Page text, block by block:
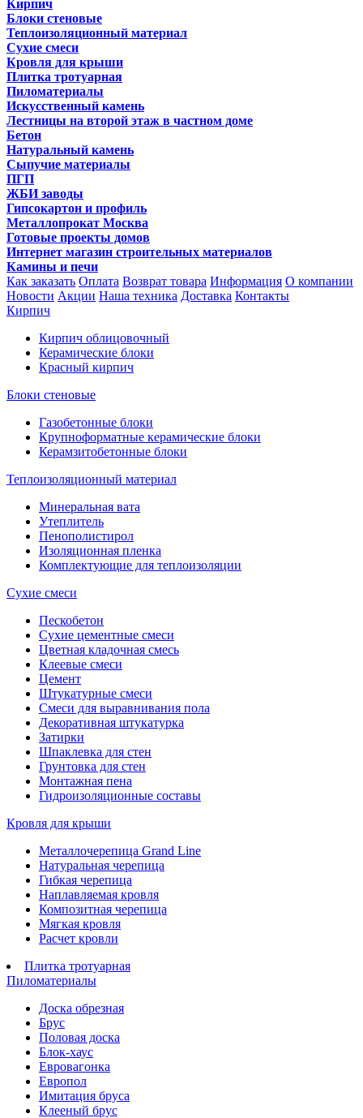
Кирпич
Блоки стеновые
Теплоизоляционный материал
Сухие смеси
Кровля для крыши
Плитка тротуарная
Пиломатериалы
Искусственный камень
Лестницы на второй этаж в частном доме
Бетон
Натуральный камень
Сыпучие материалы
ПГП
ЖБИ заводы
Гипсокартон и профиль
Металлопрокат Москва
Готовые проекты домов
Интернет магазин строительных материалов
Камины и печи
Как заказать Оплата Возврат товара Информация О компании
Новости Акции Наша техника Доставка Контакты
Кирпич
Кирпич облицовочный
Керамические блоки
Красный кирпич
Блоки стеновые
Газобетонные блоки
Крупноформатные керамические блоки
Керамзитобетонные блоки
Теплоизоляционный материал
Минеральная вата
Утеплитель
Пенополистирол
Изоляционная пленка
Комплектующие для теплоизоляции
Сухие смеси
Пескобетон
Сухие цементные смеси
Цветная кладочная смесь
Клеевые смеси
Цемент
Штукатурные смеси
Смеси для выравнивания пола
Декоративная штукатурка
Затирки
Шпаклевка для стен
Грунтовка для стен
Монтажная пена
Гидроизоляционные составы
Кровля для крыши
Металлочерепица Grand Line
Натуральная черепица
Гибкая черепица
Наплавляемая кровля
Композитная черепица
Мягкая кровля
Расчет кровли
Плитка тротуарная
Пиломатериалы
Доска обрезная
Брус
Половая доска
Блок-хаус
Евровагонка
Европол
Имитация бруса
Клееный брус